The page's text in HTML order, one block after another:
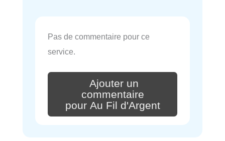
Pas de commentaire pour ce
service.
Ajouter un
commentaire
pour Au Fil d'Argent